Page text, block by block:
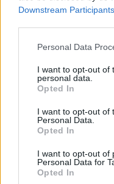
Downstream Participants
Personal Data
I want to opt-out of
personal data.
Opted In
I want to opt-out of
Personal Data.
Opted In
I want to opt-out of
Personal Data for
Opted In
της επίθεσης.
που συμμετέχουν
διαμεσολάβησης
τού ζήτησαν να
για να σταματήσει
προχωρήσει σε
Αλλά και το πρωί
αξιωματούχοι